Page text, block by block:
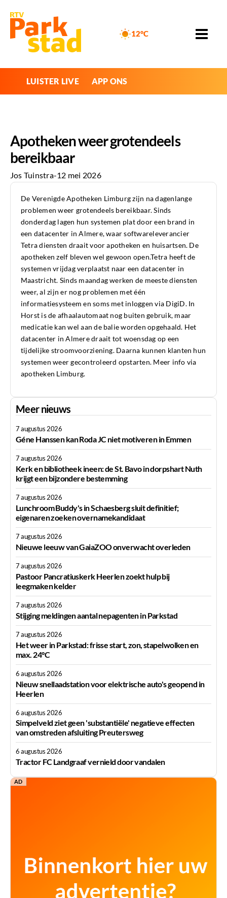
12°C
LUISTER LIVE APP ONS
Apotheken weer grotendeels
bereikbaar
Jos Tuinstra-12 mei 2026
De Verenigde Apotheken Limburg zijn na dagenlange
problemen weer grotendeels bereikbaar. Sinds
donderdag lagen hun systemen plat door een brand in
een datacenter in Almere, waar softwareleverancier
Tetra diensten draait voor apotheken en huisartsen. De
apotheken zelf bleven wel gewoon open.Tetra heeft de
systemen vrijdag verplaatst naar een datacenter in
Maastricht. Sinds maandag werken de meeste diensten
weer, al zijn er nog problemen met één
informatiesysteem en soms met inloggen via DigiD. In
Horst is de afhaalautomaat nog buiten gebruik, maar
medicatie kan wel aan de balie worden opgehaald. Het
datacenter in Almere draait tot woensdag op een
tijdelijke stroomvoorziening. Daarna kunnen klanten hun
systemen weer gecontroleerd opstarten. Meer info via
apotheken Limburg.
Meer nieuws
7 augustus 2026
Géne Hanssen kan Roda JC niet motiveren in Emmen
7 augustus 2026
Kerk en bibliotheek ineen: de St. Bavo in dorpshart Nuth
krijgt een bijzondere bestemming
7 augustus 2026
Lunchroom Buddy's in Schaesberg sluit definitief;
eigenaren zoeken overnamekandidaat
7 augustus 2026
Nieuwe leeuw van GaiaZOO onverwacht overleden
7 augustus 2026
Pastoor Pancratiuskerk Heerlen zoekt hulp bij
leegmaken kelder
7 augustus 2026
Stijging meldingen aantal nepagenten in Parkstad
7 augustus 2026
Het weer in Parkstad: frisse start, zon, stapelwolken en
max. 24°C
6 augustus 2026
Nieuw snellaadstation voor elektrische auto's geopend in
Heerlen
6 augustus 2026
Simpelveld ziet geen 'substantiële' negatieve effecten
van omstreden afsluiting Preutersweg
6 augustus 2026
Tractor FC Landgraaf vernield door vandalen
AD